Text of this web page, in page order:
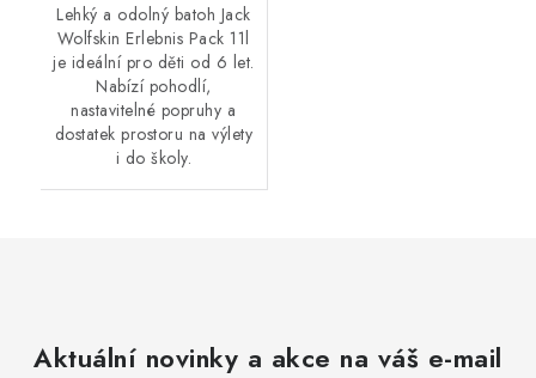
Lehký a odolný batoh Jack
Wolfskin Erlebnis Pack 11l
je ideální pro děti od 6 let.
Nabízí pohodlí,
nastavitelné popruhy a
dostatek prostoru na výlety
i do školy.
Aktuální novinky a akce na váš e-mail